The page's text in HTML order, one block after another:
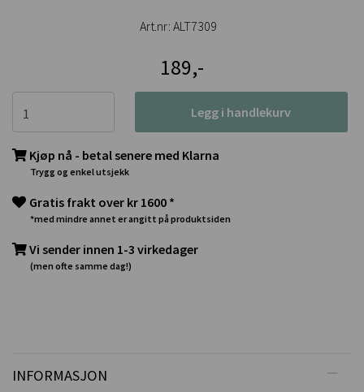
Art.nr: ALT7309
189,-
Legg i handlekurv
Kjøp nå - betal senere med Klarna
Trygg og enkel utsjekk
Gratis frakt over kr 1600 *
*med mindre annet er angitt på produktsiden
Vi sender innen 1-3 virkedager
(men ofte samme dag!)
INFORMASJON